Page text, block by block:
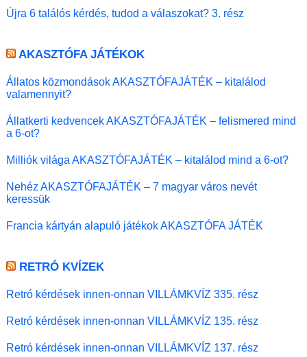
Újra 6 találós kérdés, tudod a válaszokat? 3. rész
AKASZTÓFA JÁTÉKOK
Állatos közmondások AKASZTÓFAJÁTÉK – kitalálod
valamennyit?
Állatkerti kedvencek AKASZTÓFAJÁTÉK – felismered mind
a 6-ot?
Milliók világa AKASZTÓFAJÁTÉK – kitalálod mind a 6-ot?
Nehéz AKASZTÓFAJÁTÉK – 7 magyar város nevét
keressük
Francia kártyán alapuló játékok AKASZTÓFA JÁTÉK
RETRÓ KVÍZEK
Retró kérdések innen-onnan VILLÁMKVÍZ 335. rész
Retró kérdések innen-onnan VILLÁMKVÍZ 135. rész
Retró kérdések innen-onnan VILLÁMKVÍZ 137. rész